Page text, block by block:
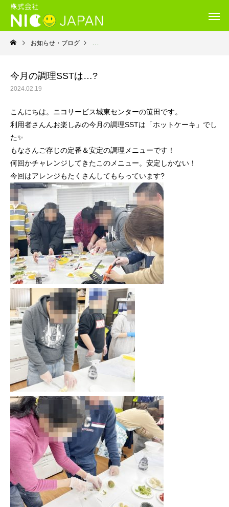
お知らせ・ブログ 就労移行支援・ニコサービス城東センター
今月の調理SSTは…?
2024.02.19
こんにちは。ニコサービス城東センターの笹田です。
利用者さんんお楽しみの今月の調理SSTは「ホットケーキ」でし
た✨
もなさんご存じの定番＆安定の調理メニューです！
何回かチャレンジしてきたこのメニュー。安定しかない！
今回はアレンジもたくさんしてもらっています?